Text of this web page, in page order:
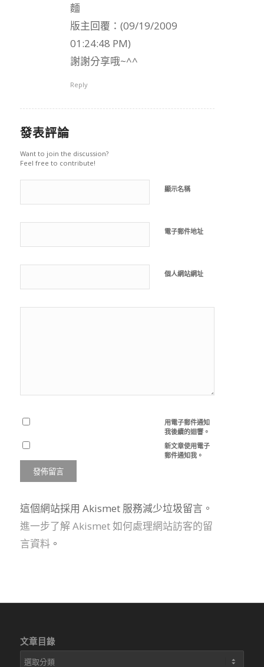
麵
版主回覆：(09/19/2009
01:24:48 PM)
謝謝分享哦~^^
Reply
發表評論
Want to join the discussion?
Feel free to contribute!
顯示名稱
電子郵件地址
個人網站網址
用電子郵件通知
我後續的迴響。
新文章使用電子
郵件通知我。
這個網站採用 Akismet 服務減少垃圾留言。
進一步了解 Akismet 如何處理網站訪客的留
言資料。
文章目錄
文